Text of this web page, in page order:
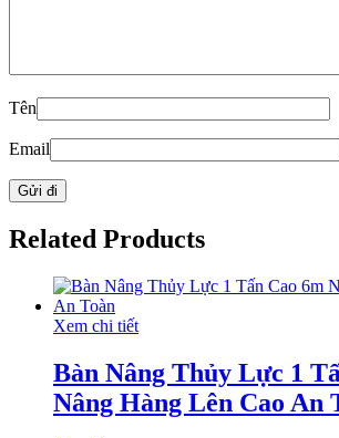
Tên
Email
Related Products
Xem chi tiết
Bàn Nâng Thủy Lực 1
Nâng Hàng Lên Cao An